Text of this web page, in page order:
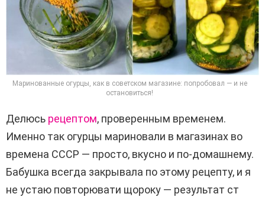
Маринованные огурцы, как в советском магазине: попробовал — и не
остановиться!
Делюсь рецептом, проверенным временем.
Именно так огурцы мариновали в магазинах во
времена СССР — просто, вкусно и по-домашнему.
Бабушка всегда закрывала по этому рецепту, и я
не устаю повторювати щороку — результат ст